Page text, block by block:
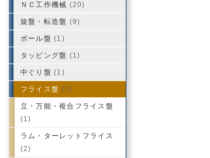
ＮＣ工作機械 (20)
旋盤・転造盤 (9)
ボール盤 (1)
タッピング盤 (1)
中ぐり盤 (1)
フライス盤 (3)
立・万能・複合フライス盤
(1)
ラム・ターレットフライス
(2)